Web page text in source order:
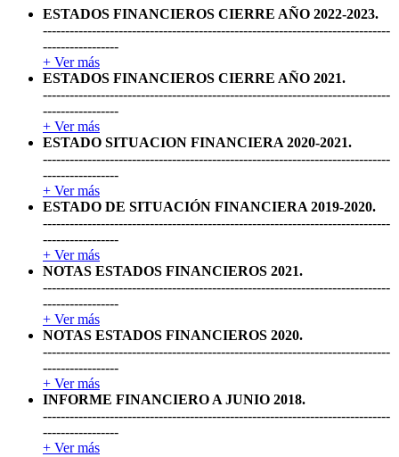
ESTADOS FINANCIEROS CIERRE AÑO 2022-2023.
------------------------------------------------------------------------------
-----------------
+ Ver más
ESTADOS FINANCIEROS CIERRE AÑO 2021.
------------------------------------------------------------------------------
-----------------
+ Ver más
ESTADO SITUACION FINANCIERA 2020-2021.
------------------------------------------------------------------------------
-----------------
+ Ver más
ESTADO DE SITUACIÓN FINANCIERA 2019-2020.
------------------------------------------------------------------------------
-----------------
+ Ver más
NOTAS ESTADOS FINANCIEROS 2021.
------------------------------------------------------------------------------
-----------------
+ Ver más
NOTAS ESTADOS FINANCIEROS 2020.
------------------------------------------------------------------------------
-----------------
+ Ver más
INFORME FINANCIERO A JUNIO 2018.
------------------------------------------------------------------------------
-----------------
+ Ver más